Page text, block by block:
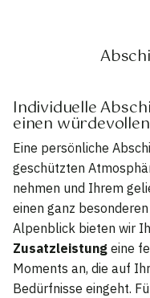
Individuelle
einen
Eine persönliche
geschützten
nehmen und Ihrem
einen ganz
Alpenblick bieten wir
Zusatzleistung eine
Moments an, die auf
Bedürfnisse eingeht.